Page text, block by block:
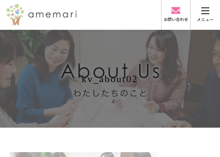
kv_about02